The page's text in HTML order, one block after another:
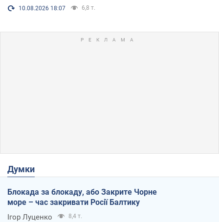
10.08.2026 18:07 6,8 т.
Думки
Блокада за блокаду, або Закрите Чорне
море – час закривати Росії Балтику
Ігор Луценко 8,4 т.